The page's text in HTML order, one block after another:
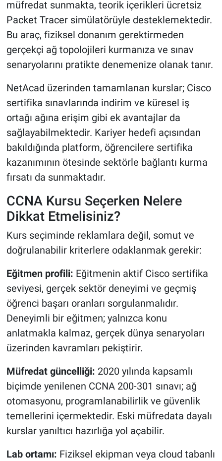
müfredat sunmakta, teorik içerikleri ücretsiz
Packet Tracer simülatörüyle desteklemektedir.
Bu araç, fiziksel donanım gerektirmeden
gerçekçi ağ topolojileri kurmanıza ve sınav
senaryolarını pratikte denemenize olanak tanır.
NetAcad üzerinden tamamlanan kurslar; Cisco
sertifika sınavlarında indirim ve küresel iş
ortağı ağına erişim gibi ek avantajlar da
sağlayabilmektedir. Kariyer hedefi açısından
bakıldığında platform, öğrencilere sertifika
kazanımının ötesinde sektörle bağlantı kurma
fırsatı da sunmaktadır.
CCNA Kursu Seçerken Nelere
Dikkat Etmelisiniz?
Kurs seçiminde reklamlara değil, somut ve
doğrulanabilir kriterlere odaklanmak gerekir:
Eğitmen profili: Eğitmenin aktif Cisco sertifika
seviyesi, gerçek sektör deneyimi ve geçmiş
öğrenci başarı oranları sorgulanmalıdır.
Deneyimli bir eğitmen; yalnızca konu
anlatmakla kalmaz, gerçek dünya senaryoları
üzerinden kavramları pekiştirir.
Müfredat güncelliği: 2020 yılında kapsamlı
biçimde yenilenen CCNA 200-301 sınavı; ağ
otomasyonu, programlanabilirlik ve güvenlik
temellerini içermektedir. Eski müfredata dayalı
kurslar yanıltıcı hazırlığa yol açabilir.
Lab ortamı: Fiziksel ekipman veya cloud tabanlı